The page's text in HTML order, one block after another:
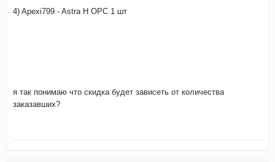
4) Apexi799 - Astra H OPC 1 шт
я так понимаю что скидка будет зависеть от количества
заказавших?